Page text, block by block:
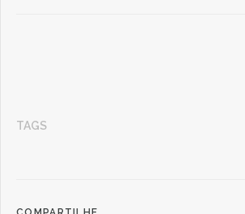
TAGS